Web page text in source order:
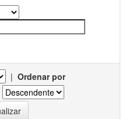
| Ordenar por